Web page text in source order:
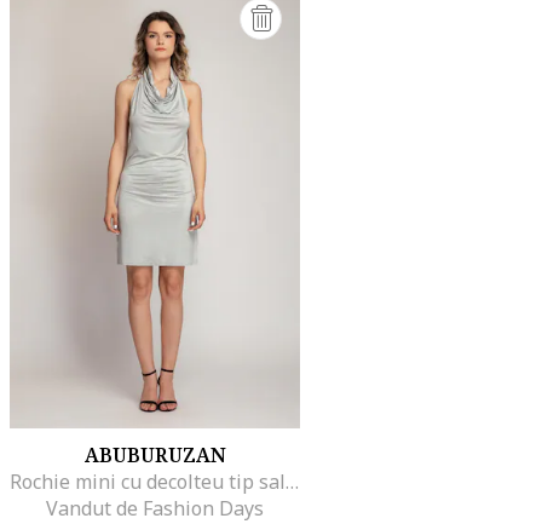
ABUBURUZAN
Rochie mini cu decolteu tip sal, Gri cenusiu
Vandut de Fashion Days